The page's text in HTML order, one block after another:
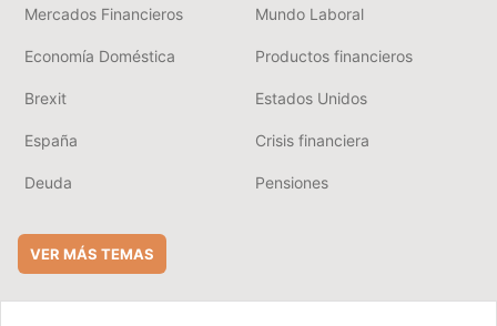
Mercados Financieros Mundo Laboral
Economía Doméstica Productos financieros
Brexit Estados Unidos
España Crisis financiera
Deuda Pensiones
VER MÁS TEMAS